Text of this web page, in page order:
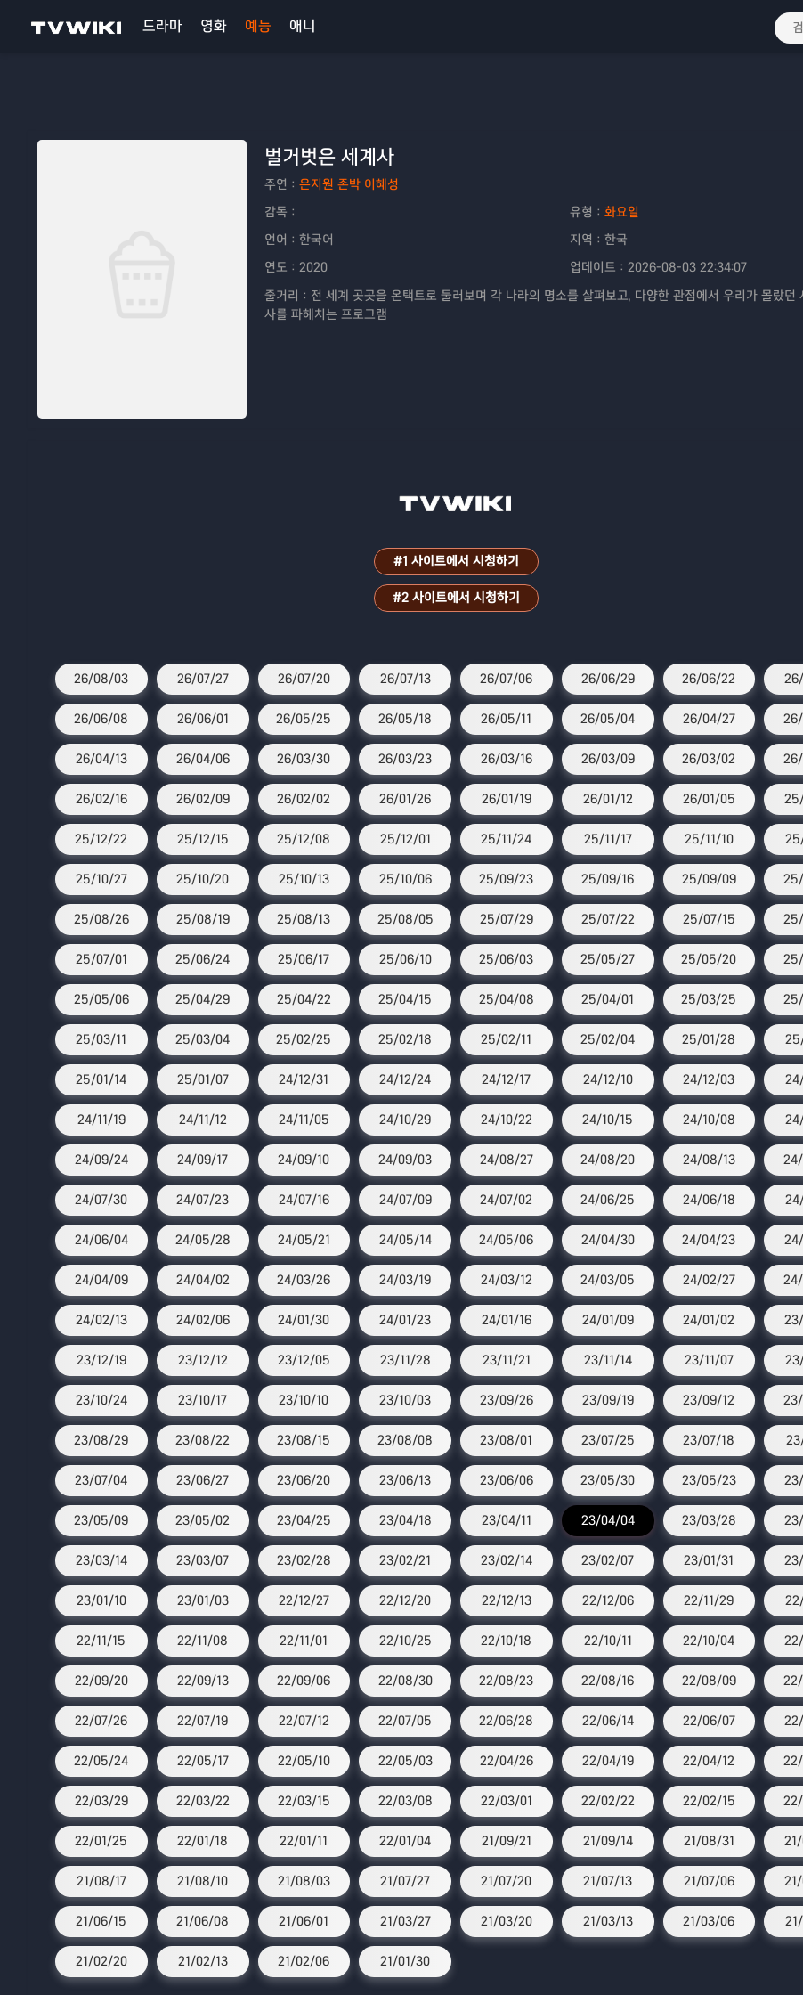
드라마 영화 예능 애니
벌거벗은 세계사
주연： 은지원 존박 이혜성
감독：
유형： 화요일
언어： 한국어 지역： 한국
연도： 2020 업데이트： 2026-08-03 22:34:07
줄거리： 전 세계 곳곳을 온택트로 둘러보며 각 나라의 명소를 살펴보고, 다양한 관점에서 우리가 몰랐던
사를 파헤치는 프로그램
#1 사이트에서 시청하기
#2 사이트에서 시청하기
26/08/03 26/07/27 26/07/20 26/07/13 26/07/06 26/06/29 26/06/22
26/06/08 26/06/01 26/05/25 26/05/18 26/05/11 26/05/04 26/04/27
26/04/13 26/04/06 26/03/30 26/03/23 26/03/16 26/03/09 26/03/02
26/02/16 26/02/09 26/02/02 26/01/26 26/01/19 26/01/12 26/01/05
25/12/22 25/12/15 25/12/08 25/12/01 25/11/24 25/11/17 25/11/10
25/10/27 25/10/20 25/10/13 25/10/06 25/09/23 25/09/16 25/09/09
25/08/26 25/08/19 25/08/13 25/08/05 25/07/29 25/07/22 25/07/15
25/07/01 25/06/24 25/06/17 25/06/10 25/06/03 25/05/27 25/05/20
25/05/06 25/04/29 25/04/22 25/04/15 25/04/08 25/04/01 25/03/25
25/03/11 25/03/04 25/02/25 25/02/18 25/02/11 25/02/04 25/01/28
25/01/14 25/01/07 24/12/31 24/12/24 24/12/17 24/12/10 24/12/03
24/11/19 24/11/12 24/11/05 24/10/29 24/10/22 24/10/15 24/10/08
24/09/24 24/09/17 24/09/10 24/09/03 24/08/27 24/08/20 24/08/13
24/07/30 24/07/23 24/07/16 24/07/09 24/07/02 24/06/25 24/06/18
24/06/04 24/05/28 24/05/21 24/05/14 24/05/06 24/04/30 24/04/23
24/04/09 24/04/02 24/03/26 24/03/19 24/03/12 24/03/05 24/02/27
24/02/13 24/02/06 24/01/30 24/01/23 24/01/16 24/01/09 24/01/02
23/12/19 23/12/12 23/12/05 23/11/28 23/11/21 23/11/14 23/11/07
23/10/24 23/10/17 23/10/10 23/10/03 23/09/26 23/09/19 23/09/12
23/08/29 23/08/22 23/08/15 23/08/08 23/08/01 23/07/25 23/07/18
23/07/04 23/06/27 23/06/20 23/06/13 23/06/06 23/05/30 23/05/23
23/05/09 23/05/02 23/04/25 23/04/18 23/04/11 23/04/04 23/03/28
23/03/14 23/03/07 23/02/28 23/02/21 23/02/14 23/02/07 23/01/31
23/01/10 23/01/03 22/12/27 22/12/20 22/12/13 22/12/06 22/11/29
22/11/15 22/11/08 22/11/01 22/10/25 22/10/18 22/10/11 22/10/04
22/09/20 22/09/13 22/09/06 22/08/30 22/08/23 22/08/16 22/08/09
22/07/26 22/07/19 22/07/12 22/07/05 22/06/28 22/06/14 22/06/07
22/05/24 22/05/17 22/05/10 22/05/03 22/04/26 22/04/19 22/04/12
22/03/29 22/03/22 22/03/15 22/03/08 22/03/01 22/02/22 22/02/15
22/01/25 22/01/18 22/01/11 22/01/04 21/09/21 21/09/14 21/08/31
21/08/17 21/08/10 21/08/03 21/07/27 21/07/20 21/07/13 21/07/06
21/06/15 21/06/08 21/06/01 21/03/27 21/03/20 21/03/13 21/03/06
21/02/20 21/02/13 21/02/06 21/01/30